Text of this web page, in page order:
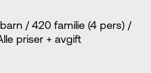
/ 420 familie (4 pers) /
priser + avgift